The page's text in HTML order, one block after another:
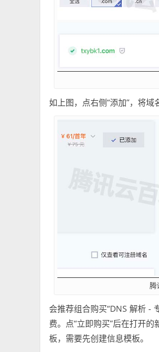
如上图，点右侧“添加”，将域
腾
会推荐组合购买“DNS 解析 -
费。点“立即购买”后在打开
板，需要先创建信息模板。